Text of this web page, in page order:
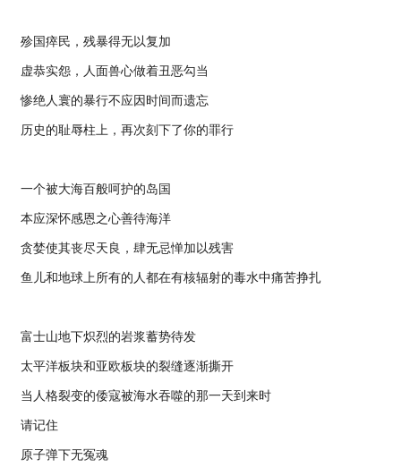
殄国瘁民，残暴得无以复加
虚恭实怨，人面兽心做着丑恶勾当
惨绝人寰的暴行不应因时间而遗忘
历史的耻辱柱上，再次刻下了你的罪行
一个被大海百般呵护的岛国
本应深怀感恩之心善待海洋
贪婪使其丧尽天良，肆无忌惮加以残害
鱼儿和地球上所有的人都在有核辐射的毒水中痛苦挣扎
富士山地下炽烈的岩浆蓄势待发
太平洋板块和亚欧板块的裂缝逐渐撕开
当人格裂变的倭寇被海水吞噬的那一天到来时
请记住
原子弹下无冤魂